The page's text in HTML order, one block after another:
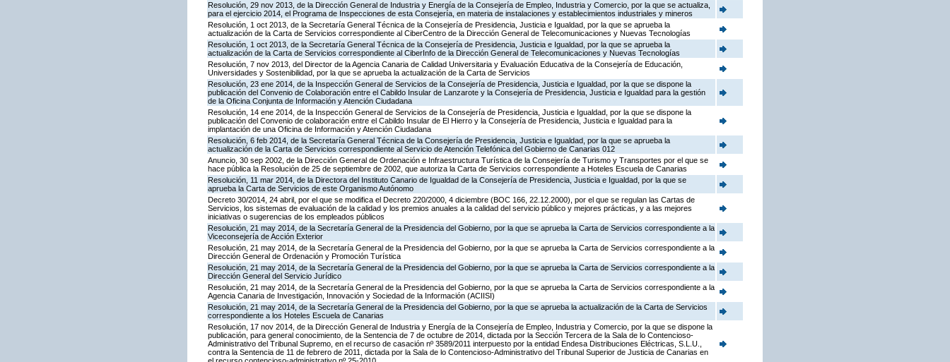
Resolución, 29 nov 2013, de la Dirección General de Industria y Energía de la Consejería de Empleo, Industria y Comercio, por la que se actualiza,
para el ejercicio 2014, el Programa de Inspecciones de esta Consejería, en materia de instalaciones y establecimientos industriales y mineros
Resolución, 1 oct 2013, de la Secretaría General Técnica de la Consejería de Presidencia, Justicia e Igualdad, por la que se aprueba la
actualización de la Carta de Servicios correspondiente al CiberCentro de la Dirección General de Telecomunicaciones y Nuevas Tecnologías
Resolución, 1 oct 2013, de la Secretaría General Técnica de la Consejería de Presidencia, Justicia e Igualdad, por la que se aprueba la
actualización de la Carta de Servicios correspondiente al CiberInfo de la Dirección General de Telecomunicaciones y Nuevas Tecnologías
Resolución, 7 nov 2013, del Director de la Agencia Canaria de Calidad Universitaria y Evaluación Educativa de la Consejería de Educación,
Universidades y Sostenibilidad, por la que se aprueba la actualización de la Carta de Servicios
Resolución, 23 ene 2014, de la Inspección General de Servicios de la Consejería de Presidencia, Justicia e Igualdad, por la que se dispone la
publicación del Convenio de Colaboración entre el Cabildo Insular de Lanzarote y la Consejería de Presidencia, Justicia e Igualdad para la gestión
de la Oficina Conjunta de Información y Atención Ciudadana
Resolución, 14 ene 2014, de la Inspección General de Servicios de la Consejería de Presidencia, Justicia e Igualdad, por la que se dispone la
publicación del Convenio de colaboración entre el Cabildo Insular de El Hierro y la Consejería de Presidencia, Justicia e Igualdad para la
implantación de una Oficina de Información y Atención Ciudadana
Resolución, 6 feb 2014, de la Secretaría General Técnica de la Consejería de Presidencia, Justicia e Igualdad, por la que se aprueba la
actualización de la Carta de Servicios correspondiente al Servicio de Atención Telefónica del Gobierno de Canarias 012
Anuncio, 30 sep 2002, de la Dirección General de Ordenación e Infraestructura Turística de la Consejería de Turismo y Transportes por el que se
hace pública la Resolución de 25 de septiembre de 2002, que autoriza la Carta de Servicios correspondiente a Hoteles Escuela de Canarias
Resolución, 11 mar 2014, de la Directora del Instituto Canario de Igualdad de la Consejería de Presidencia, Justicia e Igualdad, por la que se
aprueba la Carta de Servicios de este Organismo Autónomo
Decreto 30/2014, 24 abril, por el que se modifica el Decreto 220/2000, 4 diciembre (BOC 166, 22.12.2000), por el que se regulan las Cartas de
Servicios, los sistemas de evaluación de la calidad y los premios anuales a la calidad del servicio público y mejores prácticas, y a las mejores
iniciativas o sugerencias de los empleados públicos
Resolución, 21 may 2014, de la Secretaría General de la Presidencia del Gobierno, por la que se aprueba la Carta de Servicios correspondiente a la
Viceconsejería de Acción Exterior
Resolución, 21 may 2014, de la Secretaría General de la Presidencia del Gobierno, por la que se aprueba la Carta de Servicios correspondiente a la
Dirección General de Ordenación y Promoción Turística
Resolución, 21 may 2014, de la Secretaría General de la Presidencia del Gobierno, por la que se aprueba la Carta de Servicios correspondiente a la
Dirección General del Servicio Jurídico
Resolución, 21 may 2014, de la Secretaría General de la Presidencia del Gobierno, por la que se aprueba la Carta de Servicios correspondiente a la
Agencia Canaria de Investigación, Innovación y Sociedad de la Información (ACIISI)
Resolución, 21 may 2014, de la Secretaría General de la Presidencia del Gobierno, por la que se aprueba la actualización de la Carta de Servicios
correspondiente a los Hoteles Escuela de Canarias
Resolución, 17 nov 2014, de la Dirección General de Industria y Energía de la Consejería de Empleo, Industria y Comercio, por la que se dispone la
publicación, para general conocimiento, de la Sentencia de 7 de octubre de 2014, dictada por la Sección Tercera de la Sala de lo Contencioso-
Administrativo del Tribunal Supremo, en el recurso de casación nº 3589/2011 interpuesto por la entidad Endesa Distribuciones Eléctricas, S.L.U.,
contra la Sentencia de 11 de febrero de 2011, dictada por la Sala de lo Contencioso-Administrativo del Tribunal Superior de Justicia de Canarias en